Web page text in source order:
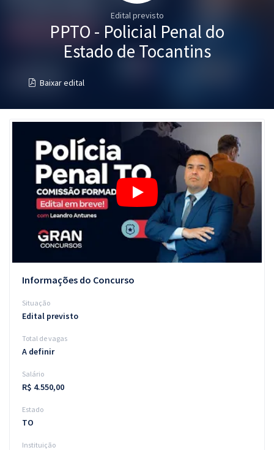
Conteúdo gratuito
Aprovados
Atendimento
Edital previsto
PPTO - Policial Penal do
Estado de Tocantins
Baixar edital
Informações do Concurso
Situação
Edital previsto
Total de vagas
A definir
Salário
R$ 4.550,00
Estado
TO
Instituição